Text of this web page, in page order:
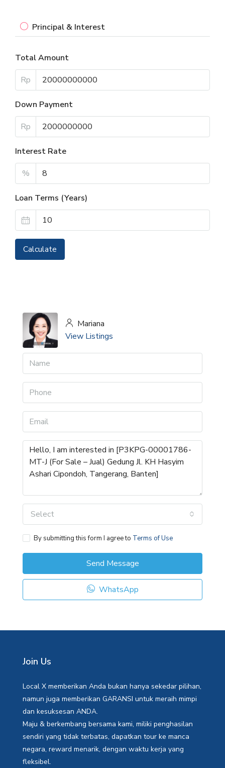
Principal & Interest
Total Amount
Rp
Down Payment
Rp
Interest Rate
%
Loan Terms (Years)
Calculate
Mariana
View Listings
Select
By submitting this form I agree to Terms of Use
Send Message
WhatsApp
Join Us
Local X memberikan Anda bukan hanya sekedar pilihan,
namun juga memberikan GARANSI untuk meraih mimpi
dan kesuksesan ANDA.
Maju & berkembang bersama kami, miliki penghasilan
sendiri yang tidak terbatas, dapatkan tour ke manca
negara, reward menarik, dengan waktu kerja yang
fleksibel.